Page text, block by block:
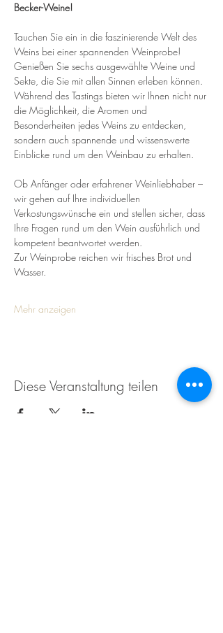
Becker-Weine!
Tauchen Sie ein in die faszinierende Welt des
Weins bei einer spannenden Weinprobe!
Genießen Sie sechs ausgewählte Weine und
Sekte, die Sie mit allen Sinnen erleben können.
Während des Tastings bieten wir Ihnen nicht nur
die Möglichkeit, die Aromen und
Besonderheiten jedes Weins zu entdecken,
sondern auch spannende und wissenswerte
Einblicke rund um den Weinbau zu erhalten.
Ob Anfänger oder erfahrener Weinliebhaber –
wir gehen auf Ihre individuellen
Verkostungswünsche ein und stellen sicher, dass
Ihre Fragen rund um den Wein ausführlich und
kompetent beantwortet werden.
Zur Weinprobe reichen wir frisches Brot und
Wasser.
Mehr anzeigen
Diese Veranstaltung teilen